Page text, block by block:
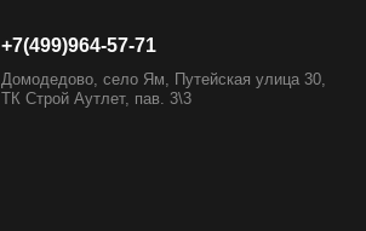
+7(499)964-57-71
Домодедово, село Ям, Путейская улица 30,
ТК Строй Аутлет, пав. 3\3